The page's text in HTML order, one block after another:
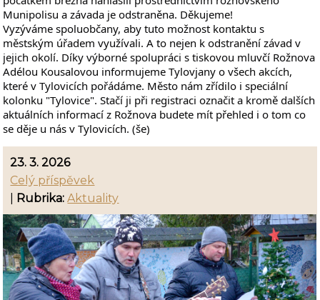
Munipolisu a závada je odstraněna. Děkujeme!
Vyzýváme spoluobčany, aby tuto možnost kontaktu s
městským úřadem využívali. A to nejen k odstranění závad v
jejich okolí. Díky výborné spolupráci s tiskovou mluvčí Rožnova
Adélou Kousalovou informujeme Tylovjany o všech akcích,
které v Tylovicích pořádáme. Město nám zřídilo i speciální
kolonku "Tylovice". Stačí ji při registraci označit a kromě dalších
aktuálních informací z Rožnova budete mít přehled i o tom co
se děje u nás v Tylovicích. (še)
23. 3. 2026
Celý příspěvek
Rubrika: Aktuality